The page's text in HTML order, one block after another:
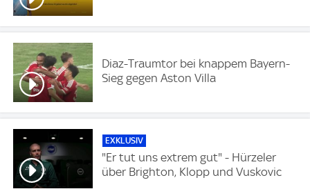
Diaz-Traumtor bei knappem Bayern-
Sieg gegen Aston Villa
EXKLUSIV
"Er tut uns extrem gut" - Hürzeler
über Brighton, Klopp und Vuskovic